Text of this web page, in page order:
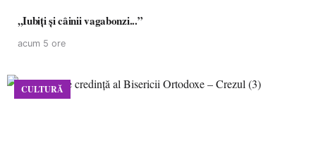
,,Iubiți și câinii vagabonzi...”
acum 5 ore
CULTURĂ